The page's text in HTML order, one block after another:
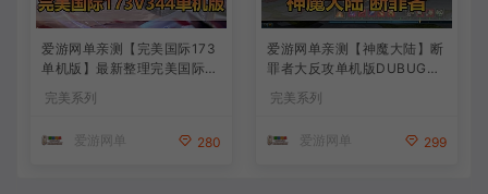
爱游网单亲测【完美国际173
单机版】最新整理完美国际17
3V344新15职业鸿利商城版
装备精炼128倍 视频安装教学
完美系列
爱游网单 280
爱游网单亲测【神魔大陆】断
罪者大反攻单机版DUBUG命
令可发物品道具装备叶子虚拟
机一键端视频安装教学
完美系列
爱游网单 299